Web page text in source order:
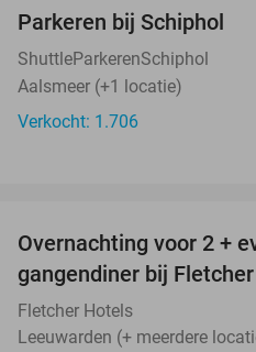
Parkeren bij Schiphol
ShuttleParkerenSchiphol
Aalsmeer (+1 locatie)
Verkocht: 1.706
Overnachting voor 2 +
gangendiner bij
Fletcher Hotels
Leeuwarden (+ meerdere